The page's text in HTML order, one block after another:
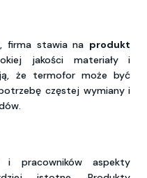
, firma stawia na produkt
jakości materiały i
że termofor może być
częstej wymiany i
i pracowników aspekty